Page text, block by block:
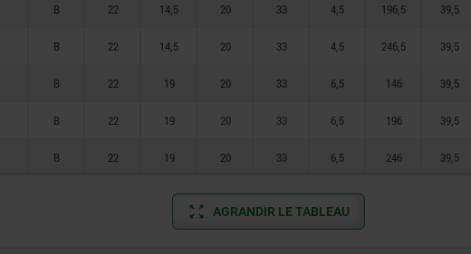
B 22 14,5 20 33 4,5 196,5 39,5
B 22 14,5 20 33 4,5 246,5 39,5
B 22 19 20 33 6,5 146 39,5
B 22 19 20 33 6,5 196 39,5
B 22 19 20 33 6,5 246 39,5
AGRANDIR LE TABLEAU